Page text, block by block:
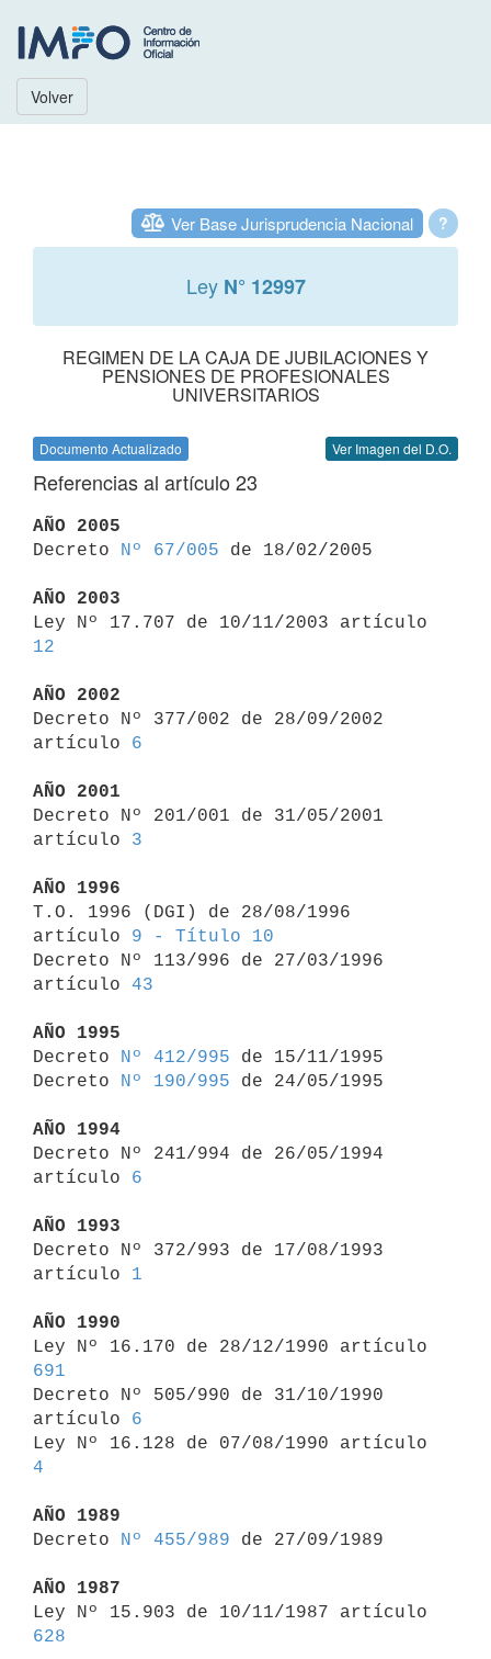
Volver
?
Ver Base Jurisprudencia Nacional
Ley N° 12997
REGIMEN DE LA CAJA DE JUBILACIONES Y
PENSIONES DE PROFESIONALES
UNIVERSITARIOS
Documento Actualizado Ver Imagen del D.O.
Referencias al artículo 23
AÑO 2005
Decreto
Nº 67/005 de 18/02/2005
AÑO 2003
12
AÑO 2002
Decreto Nº 377/002 de 28/09/2002
artículo 6
AÑO 2001
Decreto Nº 201/001 de 31/05/2001
artículo 3
AÑO 1996
T.O. 1996 (DGI) de 28/08/1996
artículo 9 - Título 10
Decreto Nº 113/996 de 27/03/1996
artículo 43
AÑO 1995
Decreto
Nº 412/995 de 15/11/1995
Decreto
Nº 190/995 de 24/05/1995
AÑO 1994
Decreto Nº 241/994 de 26/05/1994
artículo 6
AÑO 1993
Decreto Nº 372/993 de 17/08/1993
artículo 1
AÑO 1990
691
Decreto Nº 505/990 de 31/10/1990
artículo 6
4
AÑO 1989
Decreto
Nº 455/989 de 27/09/1989
AÑO 1987
628